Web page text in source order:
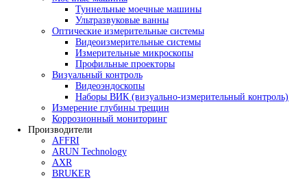
Комплектующие Elcometer
Приборы для контроля толщины сухих
Толщиномеры покрытий Karl Deutsch
Толщиномеры покрытий Elcometer
Толщиномеры покрытий Константа
Толщиномеры покрытий AKASCAN
Приборы для контроля качества покрытий
Контроль сплошности покрытий
Контроль толщины мокрого слоя
Контроль толщины порошковых
Контроль адгезии покрытий